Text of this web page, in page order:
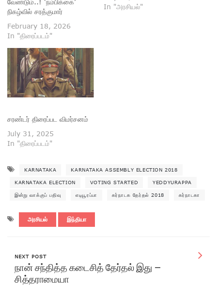
வேண்டும்..! ‘நம்பிக்கை’
நிகழ்வில் சரத்குமார்
February 18, 2026
In "திரைப்படம்"
In "அரசியல்"
சரண்டர் திரைப்பட விமர்சனம்
July 31, 2025
In "திரைப்படம்"
KARNATAKA KARNATAKA ASSEMBLY ELECTION 2018
KARNATAKA ELECTION VOTING STARTED YEDDYURAPPA
இன்று வாக்குப் பதிவு எடியூரப்பா கர்நாடக தேர்தல் 2018 கர்நாடகா
அரசியல் இந்தியா
NEXT POST
நான் சந்தித்த கடைசித் தேர்தல் இது –
சித்தராமையா